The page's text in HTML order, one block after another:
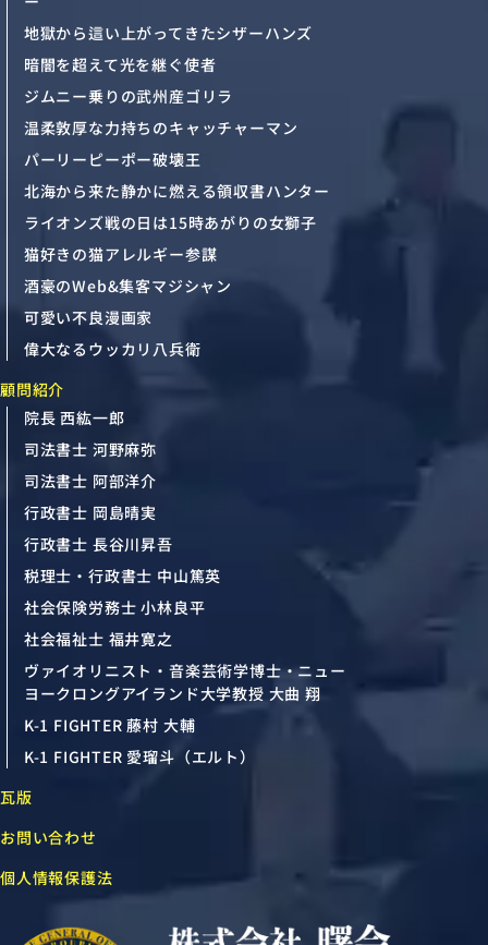
地獄から這い上がってきたシザーハンズ
暗闇を超えて光を継ぐ使者
ジムニー乗りの武州産ゴリラ
温柔敦厚な力持ちのキャッチャーマン
パーリーピーポー破壊王
北海から来た静かに燃える領収書ハンター
ライオンズ戦の日は15時あがりの女獅子
猫好きの猫アレルギー参謀
酒豪のWeb&集客マジシャン
可愛い不良漫画家
偉大なるウッカリ八兵衛
顧問紹介
院長 西紘一郎
司法書士 河野麻弥
司法書士 阿部洋介
行政書士 岡島晴実
行政書士 長谷川昇吾
税理士・行政書士 中山篤英
社会保険労務士 小林良平
社会福祉士 福井寛之
ヴァイオリニスト・音楽芸術学博士・ニュー
ヨークロングアイランド大学教授 大曲 翔
K-1 FIGHTER 藤村 大輔
K-1 FIGHTER 愛瑠斗（エルト）
瓦版
お問い合わせ
個人情報保護法